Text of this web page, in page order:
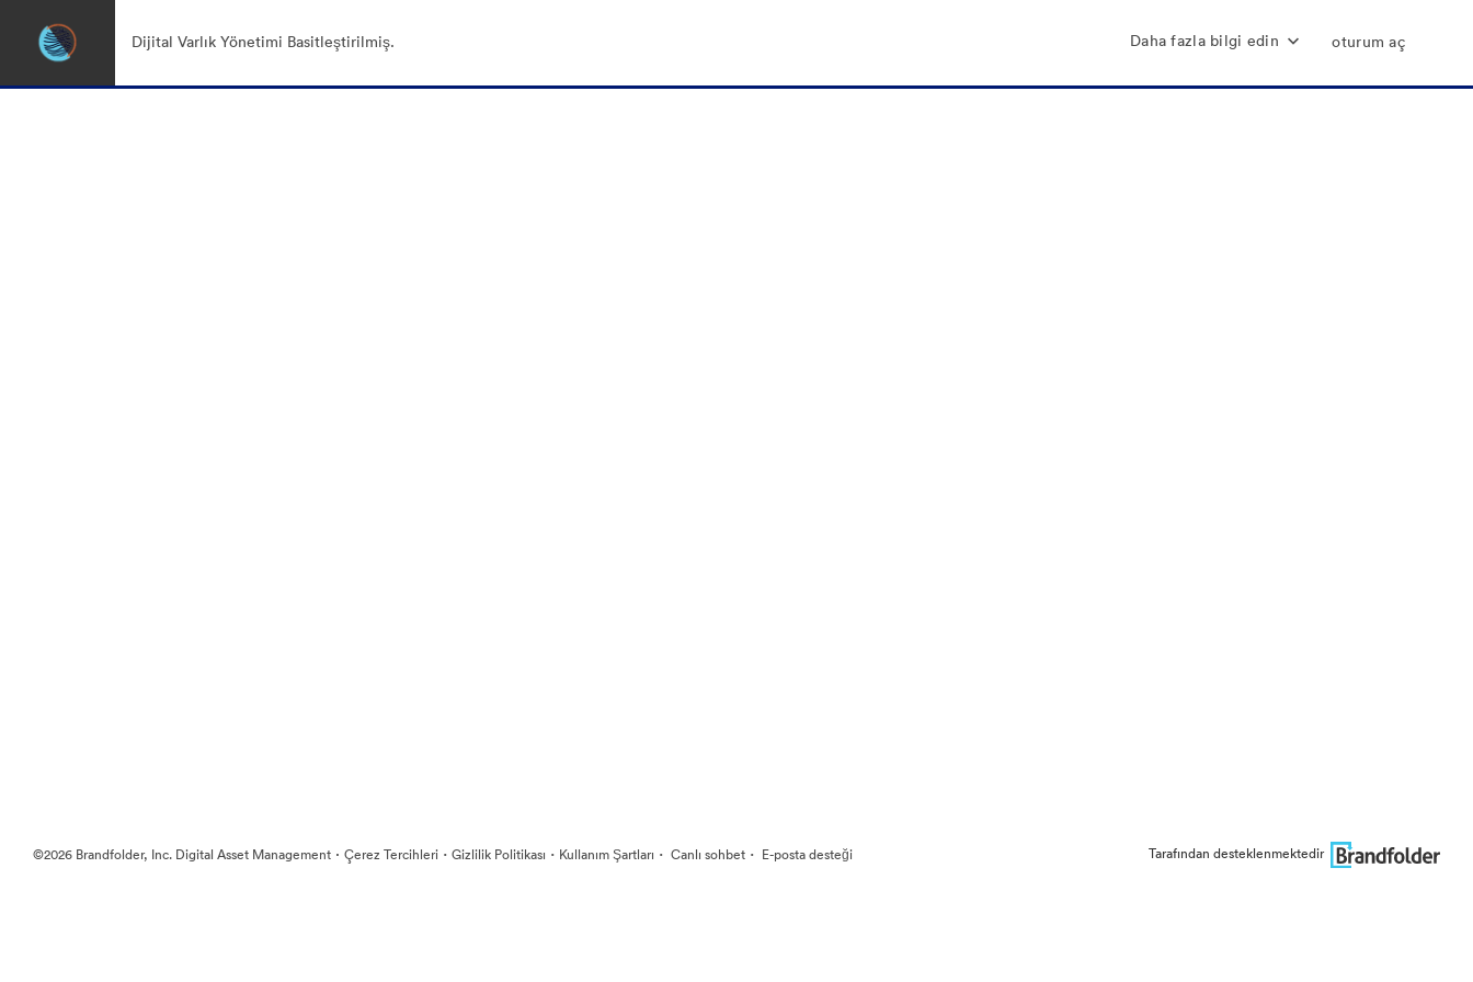
Dijital Varlık Yönetimi Basitleştirilmiş. Daha fazla bilgi edin oturum aç
©2026 Brandfolder, Inc. Digital Asset Management · Çerez Tercihleri · Gizlilik Politikası · Kullanım Şartları · Canlı sohbet · E-posta desteği Tarafından desteklenmektedir